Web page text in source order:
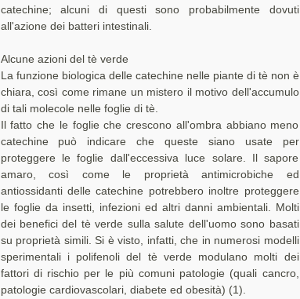
catechine; alcuni di questi sono probabilmente dovuti
all'azione dei batteri intestinali.
Alcune azioni del tè verde
La funzione biologica delle catechine nelle piante di tè non è
chiara, così come rimane un mistero il motivo dell'accumulo
di tali molecole nelle foglie di tè.
Il fatto che le foglie che crescono all'ombra abbiano meno
catechine può indicare che queste siano usate per
proteggere le foglie dall'eccessiva luce solare. Il sapore
amaro, così come le proprietà antimicrobiche ed
antiossidanti delle catechine potrebbero inoltre proteggere
le foglie da insetti, infezioni ed altri danni ambientali. Molti
dei benefici del tè verde sulla salute dell'uomo sono basati
su proprietà simili. Si è visto, infatti, che in numerosi modelli
sperimentali i polifenoli del tè verde modulano molti dei
fattori di rischio per le più comuni patologie (quali cancro,
patologie cardiovascolari, diabete ed obesità) (1).